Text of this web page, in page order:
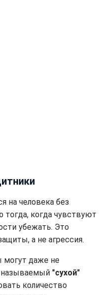
на человека без
тогда, когда чувствуют
убежать. Это
а не агрессия.
могут даже не
называемый "сухой"
количество